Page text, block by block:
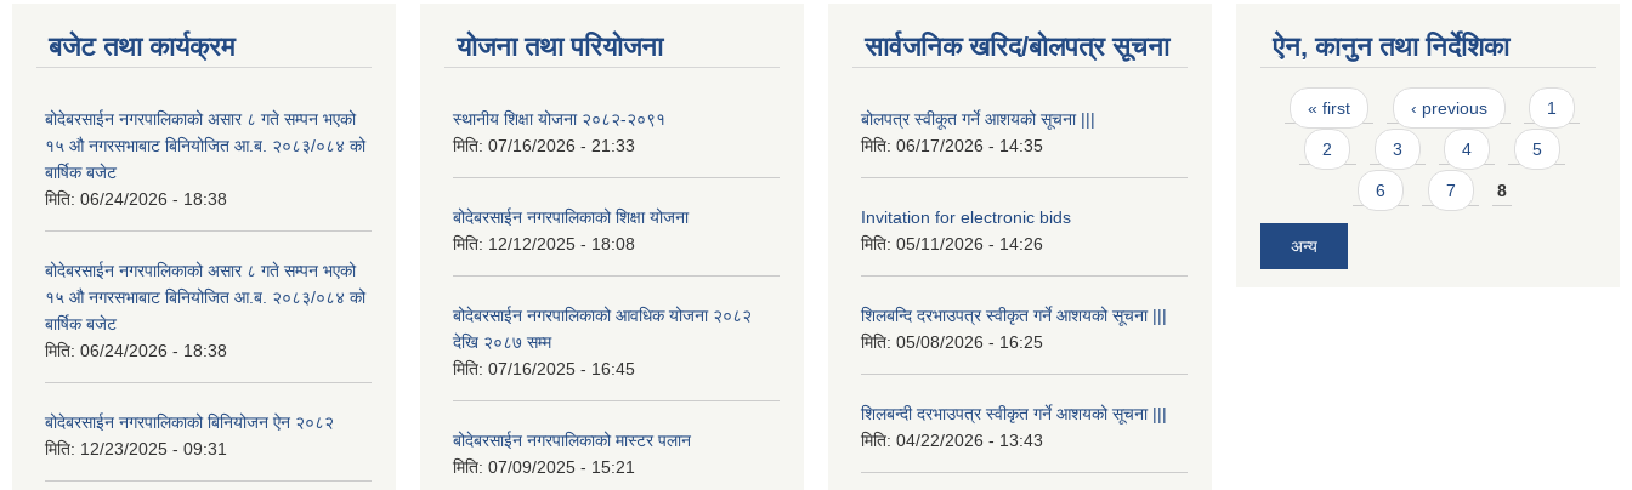
बजेट तथा कार्यक्रम
बोदेबरसाईन नगरपालिकाको असार ८ गते सम्पन भएको
१५ ‍‍‍औ नगरसभाबाट बिनियोजित आ.ब. २०८३/०८४ को
बार्षिक बजेट
मिति: 06/24/2026 - 18:38
बोदेबरसाईन नगरपालिकाको असार ८ गते सम्पन भएको
१५ ‍‍‍औ नगरसभाबाट बिनियोजित आ.ब. २०८३/०८४ को
बार्षिक बजेट
मिति: 06/24/2026 - 18:38
बोदेबरसाईन नगरपालिकाको बिनियोजन ऐन २०८२
मिति: 12/23/2025 - 09:31
योजना तथा परियोजना
स्थानीय शिक्षा योजना २०८२-२०९१
मिति: 07/16/2026 - 21:33
बोदेबरसाईन नगरपालिकाको शिक्षा योजना
मिति: 12/12/2025 - 18:08
बोदेबरसाईन नगरपालिकाको आवधिक योजना २०८२
देखि २०८७ सम्म
मिति: 07/16/2025 - 16:45
बोदेबरसाईन नगरपालिकाको मास्टर पलान
मिति: 07/09/2025 - 15:21
सार्वजनिक खरिद/बोलपत्र सूचना
बोलपत्र स्वीकूत गर्ने आशयको सूचना |||
मिति: 06/17/2026 - 14:35
Invitation for electronic bids
मिति: 05/11/2026 - 14:26
शिलबन्दि दरभाउपत्र स्वीकृत गर्ने आशयको सूचना |||
मिति: 05/08/2026 - 16:25
शिलबन्दी दरभाउपत्र स्वीकृत गर्ने आशयको सूचना |||
मिति: 04/22/2026 - 13:43
ऐन, कानुन तथा निर्देशिका
Pages
« first ‹ previous 1
2 3 4 5
6 7 8
अन्य